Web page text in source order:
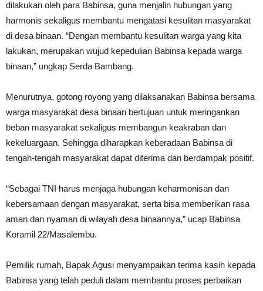
dilakukan oleh para Babinsa, guna menjalin hubungan yang
harmonis sekaligus membantu mengatasi kesulitan masyarakat
di desa binaan. “Dengan membantu kesulitan warga yang kita
lakukan, merupakan wujud kepedulian Babinsa kepada warga
binaan,” ungkap Serda Bambang.
Menurutnya, gotong royong yang dilaksanakan Babinsa bersama
warga masyarakat desa binaan bertujuan untuk meringankan
beban masyarakat sekaligus membangun keakraban dan
kekeluargaan. Sehingga diharapkan keberadaan Babinsa di
tengah-tengah masyarakat dapat diterima dan berdampak positif.
“Sebagai TNI harus menjaga hubungan keharmonisan dan
kebersamaan dengan masyarakat, serta bisa memberikan rasa
aman dan nyaman di wilayah desa binaannya,” ucap Babinsa
Koramil 22/Masalembu.
Pemilik rumah, Bapak Agusi menyampaikan terima kasih kepada
Babinsa yang telah peduli dalam membantu proses perbaikan